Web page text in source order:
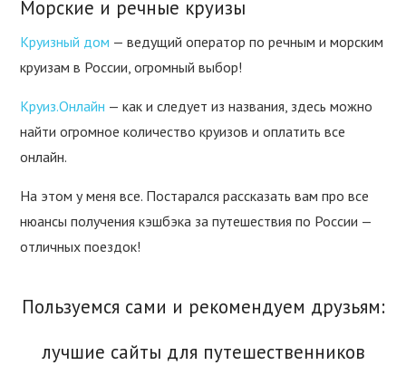
Морские и речные круизы
Круизный дом — ведущий оператор по речным и морским
круизам в России, огромный выбор!
Круиз.Онлайн — как и следует из названия, здесь можно
найти огромное количество круизов и оплатить все
онлайн.
На этом у меня все. Постарался рассказать вам про все
нюансы получения кэшбэка за путешествия по России —
отличных поездок!
Пользуемся сами и рекомендуем друзьям:
лучшие сайты для путешественников